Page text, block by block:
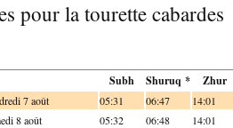
pour la tourette cabardes
Subh Shuruq * Zhur
7 août 05:31 06:47 14:01
8 août 05:32 06:48 14:01